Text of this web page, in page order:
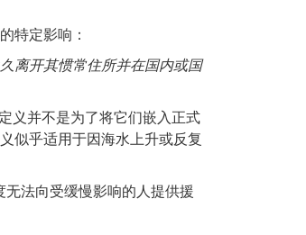
特定影响：
离开其惯常住所并在国内或国
义并不是为了将它们嵌入正式
似乎适用于因海水上升或反复
法向受缓慢影响的人提供援